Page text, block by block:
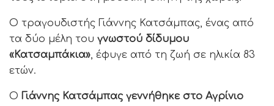
Ο τραγουδιστής Γιάννης Κατσάμπας, ένας από
τα δύο μέλη του γνωστού δίδυμου
«Κατσαμπάκια», έφυγε από τη ζωή σε ηλικία 83
ετών.
Ο Γιάννης Κατσάμπας γεννήθηκε στο Αγρίνιο